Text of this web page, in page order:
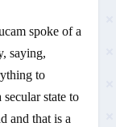
spoke of a
saying,
to
state to
and that is a